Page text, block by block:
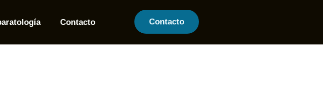
Contacto Contacto